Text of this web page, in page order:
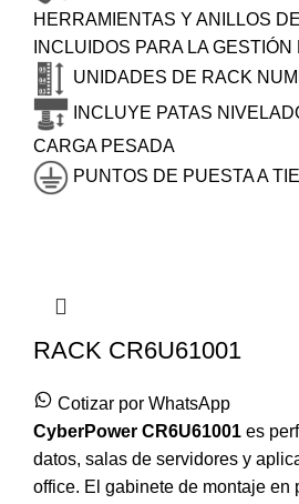
HERRAMIENTAS Y ANILLOS
INCLUIDOS PARA LA
UNIDADES DE RACK
INCLUYE PATAS
CARGA PESADA
PUNTOS DE PUESTA A
RACK CR6U61001
Cotizar por WhatsApp
CyberPower CR6U61001 es
datos, salas de servidores y
office. El gabinete de montaje en